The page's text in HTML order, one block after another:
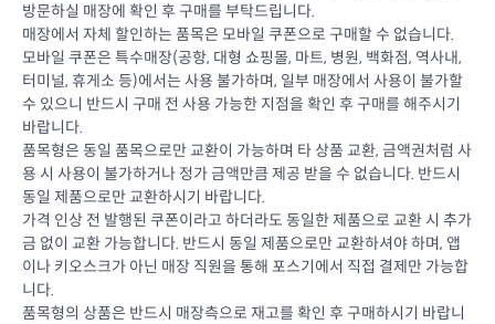
방문하실 매장에 확인 후 구매를 부탁드립니다.
매장에서 자체 할인하는 품목은 모바일 쿠폰으로 구매할 수 없습니다.
모바일 쿠폰은 특수매장(공항, 대형 쇼핑몰, 마트, 병원, 백화점, 역사내,
터미널, 휴게소 등)에서는 사용 불가하며, 일부 매장에서 사용이 불가할
수 있으니 반드시 구매 전 사용 가능한 지점을 확인 후 구매를 해주시기
바랍니다.
품목형은 동일 품목으로만 교환이 가능하며 타 상품 교환, 금액권처럼 사
용 시 사용이 불가하거나 정가 금액만큼 제공 받을 수 없습니다. 반드시
동일 제품으로만 교환하시기 바랍니다.
가격 인상 전 발행된 쿠폰이라고 하더라도 동일한 제품으로 교환 시 추가
금 없이 교환 가능합니다. 반드시 동일 제품으로만 교환하셔야 하며, 앱
이나 키오스크가 아닌 매장 직원을 통해 포스기에서 직접 결제만 가능합
니다.
품목형의 상품은 반드시 매장측으로 재고를 확인 후 구매하시기 바랍니